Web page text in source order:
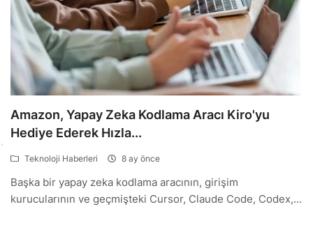
Amazon, Yapay Zeka Kodlama Aracı Kiro'yu
Hediye Ederek Hızla...
Teknoloji Haberleri 8 ay önce
Başka bir yapay zeka kodlama aracının, girişim
kurucularının ve geçmişteki Cursor, Claude Code, Codex,...